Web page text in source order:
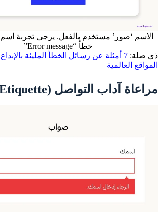
الاسم ‘صور’ مستخدم بالفعل. يرجى تجربة
خطأ “Error message”
ذي صلة:
7 أمثلة عن رسائل الخطأ المليئة
المواقع العالمية
مراعاة آداب التواصل (Etiquette)